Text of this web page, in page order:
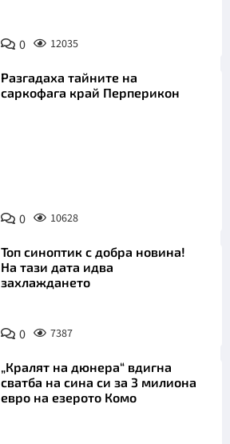
0 12035
Разгадаха тайните на
саркофага край Перперикон
0 10628
Топ синоптик с добра новина!
На тази дата идва
захлаждането
0 7387
„Кралят на дюнера“ вдигна
сватба на сина си за 3 милиона
евро на езерото Комо